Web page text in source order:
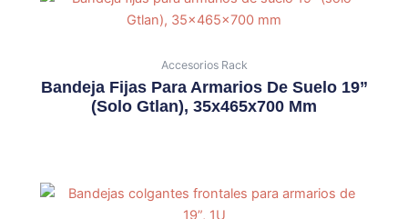
Accesorios Rack
Bandeja Fijas Para Armarios De Suelo 19”
(solo Gtlan), 35x465x700 Mm